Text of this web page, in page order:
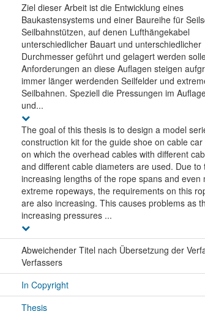
Ziel dieser Arbeit ist die Entwicklung eines
Baukastensystems und einer Baureihe für
Seilbahnstützen, auf denen Lufthängekabel
unterschiedlicher Bauart und unterschiedlicher
Durchmesser geführt und gelagert werden
Anforderungen an diese Auflagen steigen
immer länger werdenden Seilfelder und
Seilbahnen. Speziell die Pressungen im
und...
The goal of this thesis is to design a model
construction kit for the guide shoe on cable
on which the overhead cables with different
and different cable diameters are used. Due to
increasing lengths of the rope spans and even
extreme ropeways, the requirements on this
are also increasing. This causes problems as
increasing pressures ...
Abweichender Titel nach Übersetzung der
Verfassers
In Copyright
Thesis